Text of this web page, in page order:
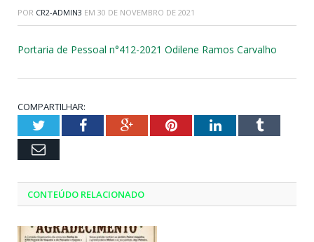
POR CR2-ADMIN3 EM 30 DE NOVEMBRO DE 2021
Portaria de Pessoal n°412-2021 Odilene Ramos Carvalho
COMPARTILHAR:
TwitterFacebookGoogle+PinterestLinkedInTumblr
Email
CONTEÚDO RELACIONADO